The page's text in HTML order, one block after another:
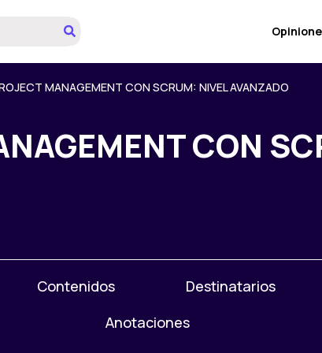
MANAGEMENT CON SCRUM: NIVEL AVANZADO
CON
Contenidos Destinatarios
Anotaciones